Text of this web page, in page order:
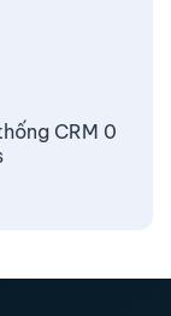
CRM 0